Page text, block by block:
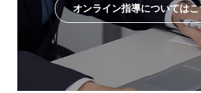
オンライン指導についてはこ